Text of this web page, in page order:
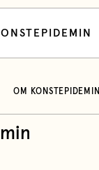
OM KONSTEPIDEMIN